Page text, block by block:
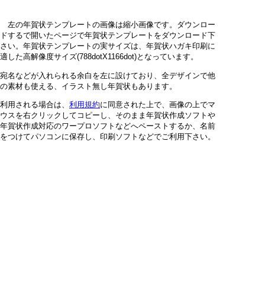
左の年賀状テンプレートの画像は縮小画像です。ダウンロー
ドするで開いたページで年賀状テンプレートをダウンロード下
さい。年賀状テンプレートの実サイズは、年賀状ハガキ印刷に
適した高解像度サイズ(788dotX1166dot)となっています。
宛名などが入れられる余白を左に設けており、全デザインで他
の素材も使える、イラスト無し年賀状もあります。
利用される場合は、 利用規約に同意された上で、画像の上でマ
ウスを右クリックしてコピーし、そのまま年賀状作成ソフトや
年賀状作成対応のワープロソフトなどへペーストするか、名前
をつけてパソコンに保存し、印刷ソフトなどでご利用下さい。